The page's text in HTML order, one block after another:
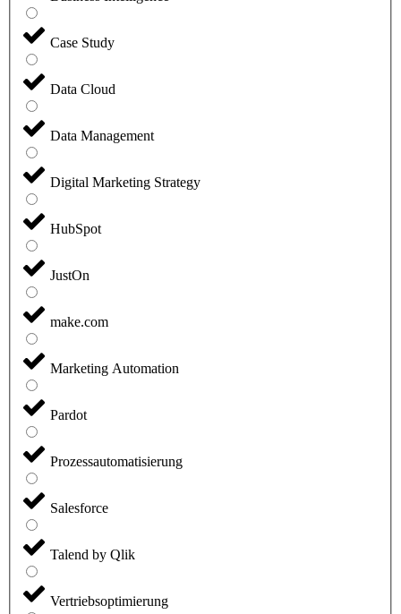
Case Study
Data Cloud
Data Management
Digital Marketing Strategy
HubSpot
JustOn
make.com
Marketing Automation
Pardot
Prozessautomatisierung
Salesforce
Talend by Qlik
Vertriebsoptimierung